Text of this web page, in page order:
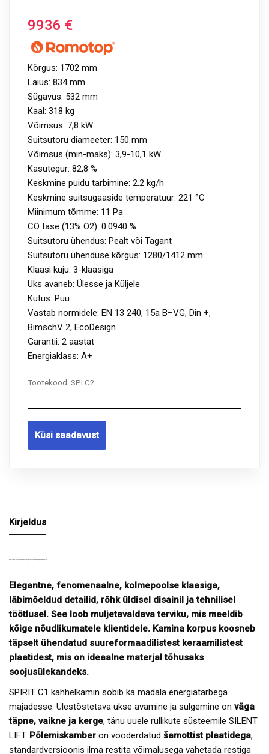
9936 €
Kõrgus: 1702 mm
Laius: 834 mm
Sügavus: 532 mm
Kaal: 318 kg
Võimsus: 7,8 kW
Suitsutoru diameeter: 150 mm
Võimsus (min-maks): 3,9-10,1 kW
Kasutegur: 82,8 %
Keskmine puidu tarbimine: 2.2 kg/h
Keskmine suitsugaaside temperatuur: 221 °C
Miinimum tõmme: 11 Pa
CO tase (13% O2): 0.0940 %
Suitsutoru ühendus: Pealt või Tagant
Suitsutoru ühenduse kõrgus: 1280/1412 mm
Klaasi kuju: 3-klaasiga
Uks avaneb: Ülesse ja Küljele
Kütus: Puu
Vastab normidele: EN 13 240, 15a B–VG, Din +,
BimschV 2, EcoDesign
Garantii: 2 aastat
Energiaklass: A+
Tootekood: SPI C2
Küsi saadavust
Kirjeldus
Elegantne, fenomenaalne, kolmepoolse klaasiga,
läbimõeldud detailid, rõhk üldisel disainil ja tehnilisel
töötlusel. See loob muljetavaldava terviku, mis meeldib
kõige nõudlikumatele klientidele. Kamina korpus koosneb
täpselt ühendatud suureformaadilistest keraamilistest
plaatidest, mis on ideaalne materjal tõhusaks
soojusülekandeks.
SPIRIT C1 kahhelkamin sobib ka madala energiatarbega
majadesse. Ülestõstetava ukse avamine ja sulgemine on väga
täpne, vaikne ja kerge, tänu uuele rullikute süsteemile SILENT
LIFT. Põlemiskamber on vooderdatud šamottist plaatidega,
standardversioonis ilma restita võimalusega vahetada restiga